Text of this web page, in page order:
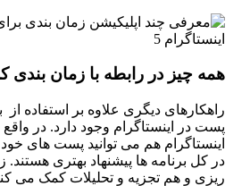
چیز در رابطه با زمان بندی
دیگری علاوه بر استفاده از
در اینستاگرام وجود دارد. در واقع شما
هم می توانید پست های خود را
کل برنامه ها پیشنهاد بهتری هستند. زیرا
و هم تجزیه و تحلیلات کمک می کنند.